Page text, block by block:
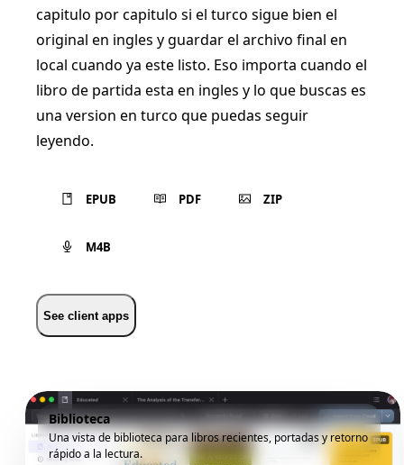
capitulo por capitulo si el turco sigue bien el
original en ingles y guardar el archivo final en
local cuando ya este listo. Eso importa cuando el
libro de partida esta en ingles y lo que buscas es
una version en turco que puedas seguir
leyendo.
EPUB PDF ZIP
M4B
See client apps
Biblioteca
Una vista de biblioteca para libros recientes, portadas y retorno
rápido a la lectura.